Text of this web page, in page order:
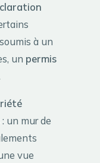
à un
un permis
un mur de
vue